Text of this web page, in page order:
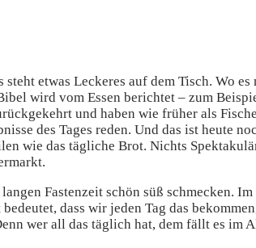
etwas Leckeres auf dem Tisch. Wo
wird vom Essen berichtet – zum
und haben wie früher als
des Tages reden. Und das ist heute
wie das tägliche Brot. Nichts
Fastenzeit schön süß schmecken.
dass wir jeden Tag das
wer all das täglich hat, dem fällt es im